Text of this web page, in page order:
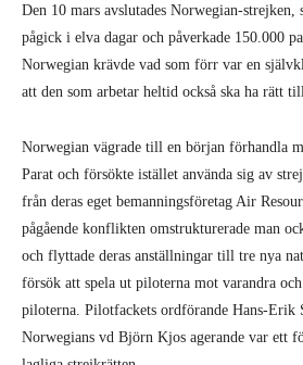
Den 10 mars avslutades Norwegian-strejken,
pågick i elva dagar och påverkade 150.000
Norwegian krävde vad som förr var en
att den som arbetar heltid också ska ha rätt
Norwegian vägrade till en början förhandla
Parat och försökte istället använda sig av
från deras eget bemanningsföretag Air
pågående konflikten omstrukturerade man
och flyttade deras anställningar till tre nya
försök att spela ut piloterna mot varandra
piloterna. Pilotfackets ordförande Hans-Erik
Norwegians vd Björn Kjos agerande var ett